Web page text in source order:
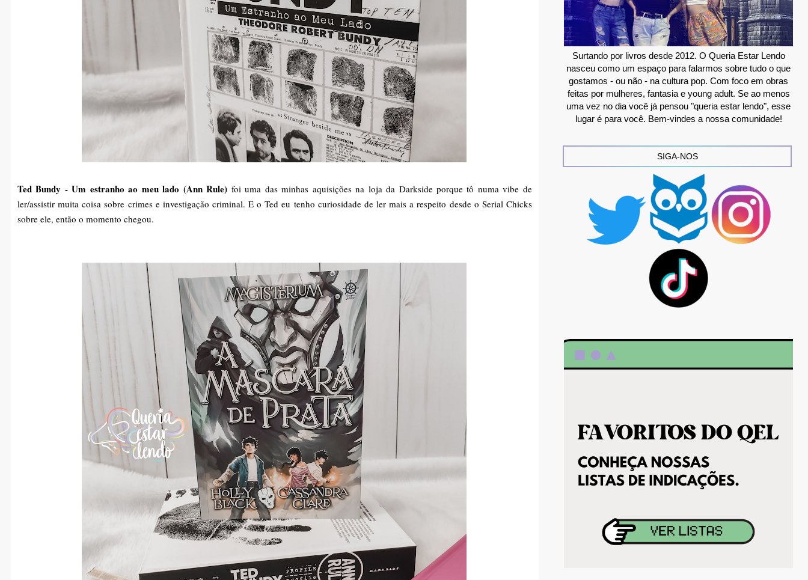
Ted Bundy - Um estranho ao meu lado (Ann Rule) foi uma das minhas aquisições na loja da Darkside porque tô numa vibe de
ler/assistir muita coisa sobre crimes e investigação criminal. E o Ted eu tenho curiosidade de ler mais a respeito desde o Serial Chicks
sobre ele, então o momento chegou.
Surtando por livros desde 2012. O Queria Estar Lendo
nasceu como um espaço para falarmos sobre tudo o que
gostamos - ou não - na cultura pop. Com foco em obras
feitas por mulheres, fantasia e young adult. Se ao menos
uma vez no dia você já pensou "queria estar lendo", esse
lugar é para você. Bem-vindes a nossa comunidade!
SIGA-NOS